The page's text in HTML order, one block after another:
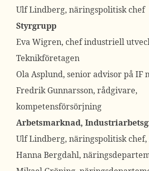
Ulf Lindberg, näringspolitisk chef
Styrgrupp
Eva Wigren, chef industriell
Teknikföretagen
Ola Asplund, senior advisor på IF
Fredrik Gunnarsson, rådgivare,
kompetensförsörjning
Arbetsmarknad,
Ulf Lindberg, näringspolitisk chef,
Hanna Bergdahl,